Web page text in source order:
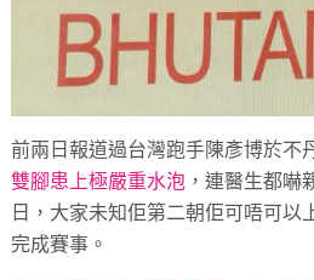
前兩日報道過台灣跑手陳彥博於不
雙腳患上極嚴重水泡 ，連醫生都嚇
日，大家未知佢第二朝佢可唔可以
完成賽事。